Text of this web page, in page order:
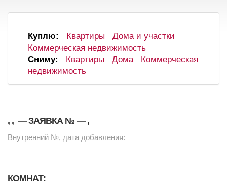
Куплю: Квартиры
Дома и участки
Коммерческая недвижимость
Сниму:
Квартиры Дома
Коммерческая
недвижимость
, , — ЗАЯВКА № — ,
Внутренний №, дата добавления:
КОМНАТ: